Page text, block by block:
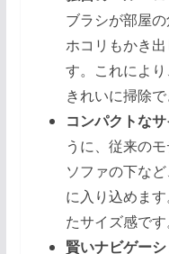
ブラシが部屋
ホコリもかき
す。これによ
きれいに掃除で
コンパクトな
うに、従来の
ソファの下な
に入り込めま
たサイズ感です
賢いナビゲー